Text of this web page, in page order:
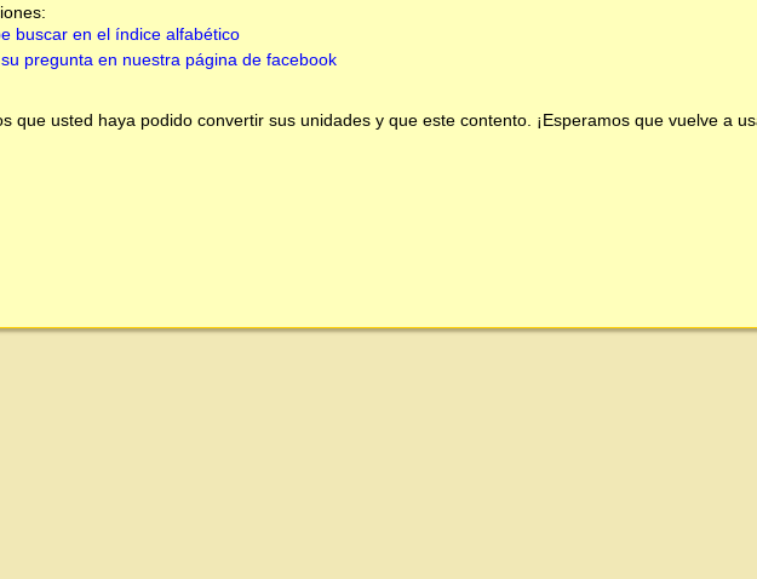
buscar en el índice alfabético
pregunta en nuestra página de facebook
que usted haya podido convertir sus unidades y que este contento. ¡Esperamos que vuelve a